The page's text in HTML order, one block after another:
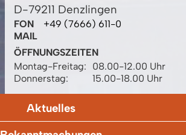
D-79211 Denzlingen
FON
+49 (7666) 611-0
MAIL
ÖFFNUNGSZEITEN
Montag-Freitag:
08.00-12.00 Uhr
Donnerstag:
15.00-18.00 Uhr
Aktuelles